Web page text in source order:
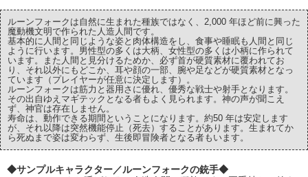
ルーンフォークは自然に生まれた種族ではなく、2,000 年ほど前に興った
魔動機文明で作られた人造人間です。
基本的に人間と同じような姿と肉体構造をし、食事や睡眠も人間と同じ
ように行います。男性型の多くは大柄、女性型の多くは小柄に作られて
います。また人間と見分けるためか、必ず首が硬質素材に覆われてお
り、それ以外にもどこか、耳や顔の一部、腕や足などが硬質素材となっ
ています（プレイヤーが任意に決定します）。
ルーンフォークは筋力と器用さに優れ、優秀な戦士や射手となります。
その出自ゆえマギテックとなる者もよく見られます。神の声が聞こえ
ず、神官は存在しません。
寿命は、動作できる期間ということになります。約50 年は安定します
が、それ以降は突然機能停止（死去）することがあります。生まれてか
ら死ぬまで姿は変わらず、生後即冒険者となる者もいます。
◆サンプルキャラクター／ルーンフォークの銃手◆